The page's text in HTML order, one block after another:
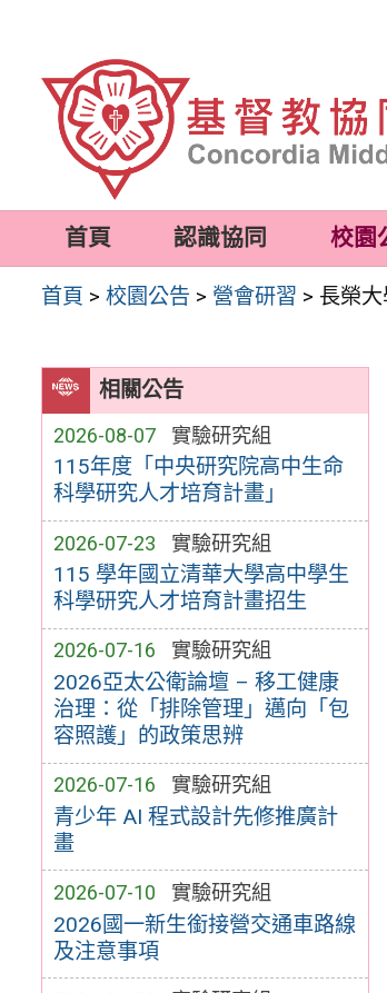
容
首頁 認識協同 校園
首頁 >校園公告 > 營會研習 > 長榮
相關公告
2026-08-07 實驗研究組
115年度「中央研究院高中生命
科學研究人才培育計畫」
2026-07-23 實驗研究組
115 學年國立清華大學高中學生
科學研究人才培育計畫招生
2026-07-16 實驗研究組
2026亞太公衛論壇 – 移工健康
治理：從「排除管理」邁向「包
容照護」的政策思辨
2026-07-16 實驗研究組
青少年 AI 程式設計先修推廣計
畫
2026-07-10 實驗研究組
2026國一新生銜接營交通車路線
及注意事項